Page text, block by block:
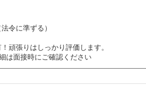
令に準ずる）
頑張りはしっかり評価します。
は面接時にご確認ください